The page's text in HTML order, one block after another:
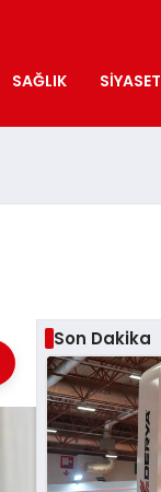
SAĞLIK SIYASET
Son Dakika